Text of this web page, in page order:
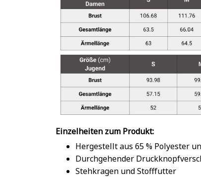
Einzelheiten zum Produkt:
Hergestellt aus 65 % Polyester
Durchgehender
Stehkragen und Stofffutter